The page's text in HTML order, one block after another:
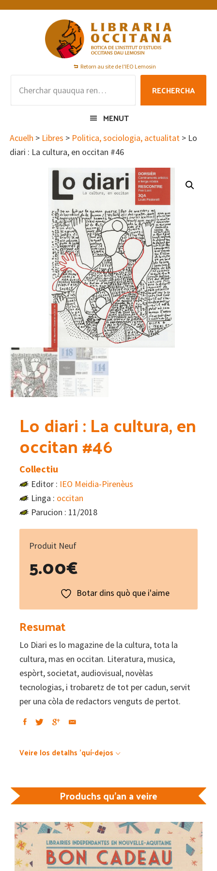
Skip
Skip
Skip
Retorn au site de l'IEO Lemosin
RECHERCHA
MENUT
Acuelh > Libres > Politica, sociologia, actualitat > Lo
diari : La cultura, en occitan #46
Lo diari : La cultura, en
occitan #46
Collectiu
Editor : IEO Meidia-Pirenèus
Linga : occitan
Parucion : 11/2018
Produit Neuf
5.00€
Botar dins quò que i'aime
Resumat
Lo Diari es lo magazine de la cultura, tota la
cultura, mas en occitan. Literatura, musica,
espòrt, societat, audiovisual, novèlas
tecnologias, i trobaretz de tot per cadun, servit
per una còla de redactors venguts de pertot.
Veire los detalhs 'quí-dejos
Produchs qu'an a veire